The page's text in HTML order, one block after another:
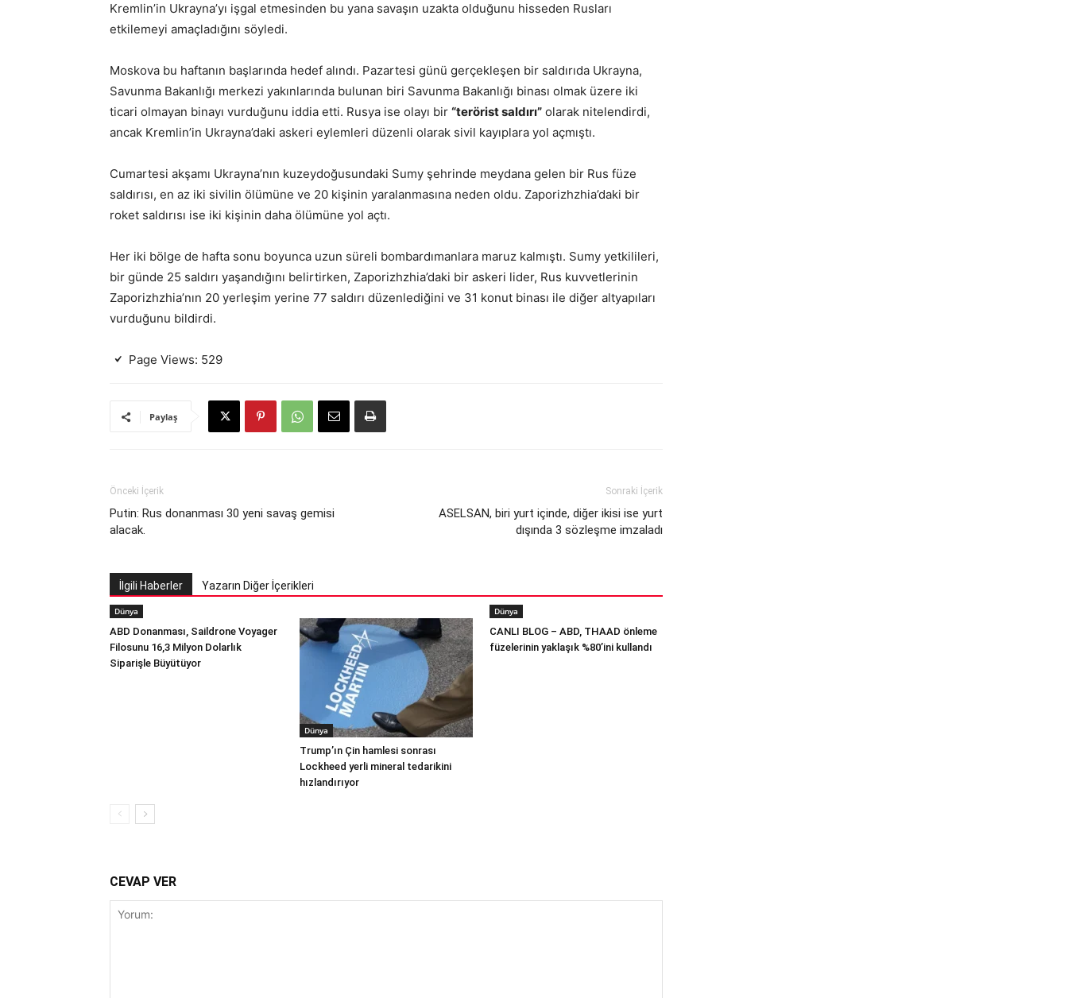
Kremlin’in Ukrayna’yı işgal etmesinden bu yana savaşın uzakta olduğunu hisseden Rusları
etkilemeyi amaçladığını söyledi.
Moskova bu haftanın başlarında hedef alındı. Pazartesi günü gerçekleşen bir saldırıda Ukrayna,
Savunma Bakanlığı merkezi yakınlarında bulunan biri Savunma Bakanlığı binası olmak üzere iki
ticari olmayan binayı vurduğunu iddia etti. Rusya ise olayı bir “terörist saldırı” olarak nitelendirdi,
ancak Kremlin’in Ukrayna’daki askeri eylemleri düzenli olarak sivil kayıplara yol açmıştı.
Cumartesi akşamı Ukrayna’nın kuzeydoğusundaki Sumy şehrinde meydana gelen bir Rus füze
saldırısı, en az iki sivilin ölümüne ve 20 kişinin yaralanmasına neden oldu. Zaporizhzhia’daki bir
roket saldırısı ise iki kişinin daha ölümüne yol açtı.
Her iki bölge de hafta sonu boyunca uzun süreli bombardımanlara maruz kalmıştı. Sumy yetkilileri,
bir günde 25 saldırı yaşandığını belirtirken, Zaporizhzhia’daki bir askeri lider, Rus kuvvetlerinin
Zaporizhzhia’nın 20 yerleşim yerine 77 saldırı düzenlediğini ve 31 konut binası ile diğer altyapıları
vurduğunu bildirdi.
Page Views: 529
Paylaş
Önceki İçerik
Putin: Rus donanması 30 yeni savaş gemisi
alacak.
Sonraki İçerik
ASELSAN, biri yurt içinde, diğer ikisi ise yurt
dışında 3 sözleşme imzaladı
İlgili Haberler Yazarın Diğer İçerikleri
Dünya
ABD Donanması, Saildrone Voyager
Filosunu 16,3 Milyon Dolarlık
Siparişle Büyütüyor
Dünya
Trump’ın Çin hamlesi sonrası
Lockheed yerli mineral tedarikini
hızlandırıyor
Dünya
CANLI BLOG – ABD, THAAD önleme
füzelerinin yaklaşık %80’ini kullandı
CEVAP VER